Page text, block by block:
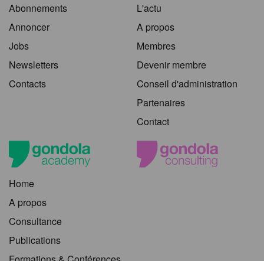
Abonnements
Annoncer
Jobs
Newsletters
Contacts
L'actu
A propos
Membres
Devenir membre
Conseil d'administration
Partenaires
Contact
Home
A propos
Consultance
Publications